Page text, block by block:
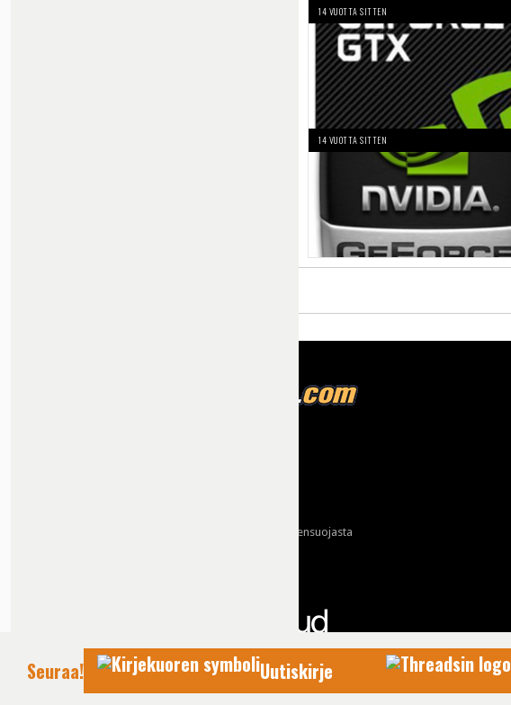
14 VUOTTA SITTEN
14 VUOTTA SITTEN
Käyttöehdot ja tietoa yksityisyydensuojasta
Seuraa! Uutiskirje